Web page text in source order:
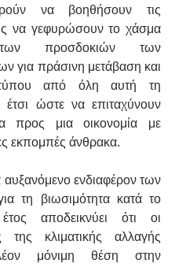
να βοηθήσουν τις
να γεφυρώσουν το χάσμα
προσδοκιών των
για πράσινη μετάβαση και
από όλη αυτή τη
έτσι ώστε να επιταχύνουν
προς μια οικονομία με
εκπομπές άνθρακα.
αυξανόμενο ενδιαφέρον των
τη βιωσιμότητα κατά το
έτος αποδεικνύει ότι οι
της κλιματικής αλλαγής
μόνιμη θέση στην